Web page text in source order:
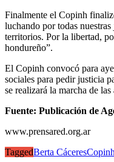
Finalmente el Copinh
luchando por todas
territorios. Por la libertad,
hondureño”.
El Copinh convocó para
sociales para pedir justicia
se realizará la marcha de las
Fuente: Publicación de
www.prensared.org.ar
TaggedBerta CáceresCopinh